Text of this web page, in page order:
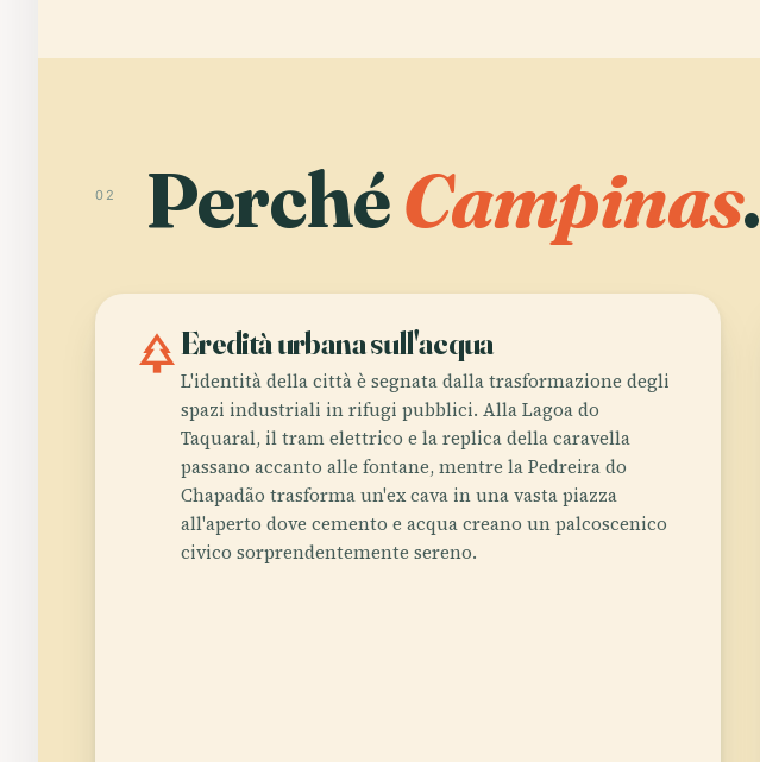
02 PerchéCampinas.
parkEredità urbana sull'acqua
L'identità della città è segnata dalla trasformazione degli
spazi industriali in rifugi pubblici. Alla Lagoa do
Taquaral, il tram elettrico e la replica della caravella
passano accanto alle fontane, mentre la Pedreira do
Chapadão trasforma un'ex cava in una vasta piazza
all'aperto dove cemento e acqua creano un palcoscenico
civico sorprendentemente sereno.